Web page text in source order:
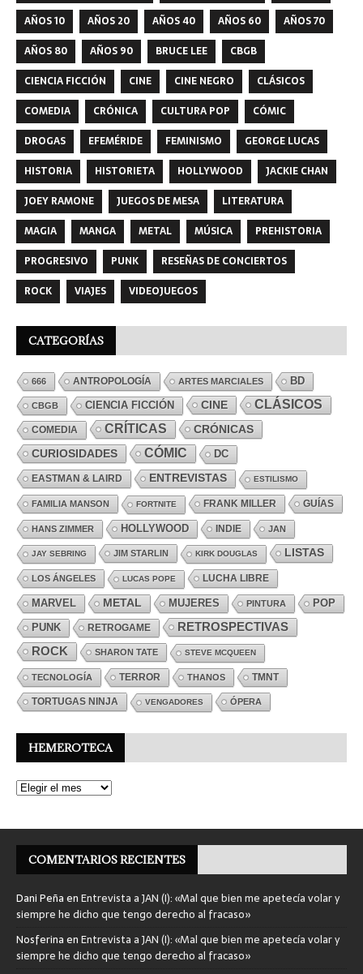
AÑOS 10
AÑOS 20 AÑOS 40 AÑOS 60
AÑOS 70
AÑOS 80
AÑOS 90 BRUCE LEE
CBGB
CIENCIA FICCIÓN
CINE CINE NEGRO
CLÁSICOS
COMEDIA
CRÓNICA CULTURA POP
CÓMIC
DROGAS
EFEMÉRIDE FEMINISMO
GEORGE LUCAS
HISTORIA
HISTORIETA HOLLYWOOD
JACKIE CHAN
JOEY RAMONE
JUEGOS DE MESA
LITERATURA
MAGIA
MANGA METAL MÚSICA
PREHISTORIA
PROGRESIVO
PUNK
RESEÑAS DE CONCIERTOS
ROCK
VIAJES VIDEOJUEGOS
CATEGORÍAS
666 ANTROPOLOGÍA ARTES MARCIALES BD
CBGB CIENCIA FICCIÓN CINE CLÁSICOS
COMEDIA CRÍTICAS
CRÓNICAS
CURIOSIDADES
CÓMIC DC
EASTMAN & LAIRD ENTREVISTAS ESTILISMO
FAMILIA MANSON FORTNITE FRANK MILLER GUÍAS
HANS ZIMMER HOLLYWOOD INDIE JAN
JAY SEBRING JIM STARLIN KIRK DOUGLAS LISTAS
LOS ÁNGELES LUCAS POPE LUCHA LIBRE
MARVEL METAL MUJERES PINTURA POP
PUNK RETROGAME RETROSPECTIVAS
ROCK SHARON TATE STEVE MCQUEEN
TECNOLOGÍA TERROR THANOS TMNT
TORTUGAS NINJA VENGADORES ÓPERA
HEMEROTECA
COMENTARIOS RECIENTES
Dani PeñaenEntrevista a JAN (I): «Mal que bien me apetecía volar y
siempre he dicho que tengo derecho al fracaso»
NosferinaenEntrevista a JAN (I): «Mal que bien me apetecía volar y
siempre he dicho que tengo derecho al fracaso»